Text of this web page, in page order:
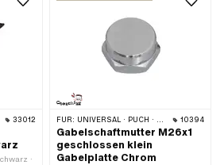
33012
·
FÜR: UNIVERSAL · PUCH · SACHS · TOMOS 10394
Gabelschaftmutter M26x1
geschlossen klein
Gabelplatte Chrom